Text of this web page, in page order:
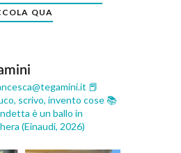
QUA
📕
scrivo, invento cose 📚
è un ballo in
(Einaudi, 2026)